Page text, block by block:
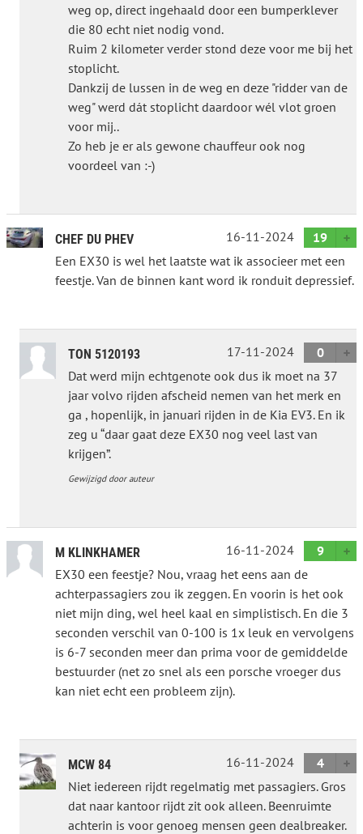
weg op, direct ingehaald door een bumperklever
die 80 echt niet nodig vond.
Ruim 2 kilometer verder stond deze voor me bij het
stoplicht.
Dankzij de lussen in de weg en deze "ridder van de
weg" werd dát stoplicht daardoor wél vlot groen
voor mij..
Zo heb je er als gewone chauffeur ook nog
voordeel van :-)
CHEF DU PHEV 16-11-2024
19
Een EX30 is wel het laatste wat ik associeer met een
feestje. Van de binnen kant word ik ronduit depressief.
TON 5120193 17-11-2024
0
Dat werd mijn echtgenote ook dus ik moet na 37
jaar volvo rijden afscheid nemen van het merk en
ga , hopenlijk, in januari rijden in de Kia EV3. En ik
zeg u “daar gaat deze EX30 nog veel last van
krijgen”.
Gewijzigd door auteur
M KLINKHAMER 16-11-2024
9
EX30 een feestje? Nou, vraag het eens aan de
achterpassagiers zou ik zeggen. En voorin is het ook
niet mijn ding, wel heel kaal en simplistisch. En die 3
seconden verschil van 0-100 is 1x leuk en vervolgens
is 6-7 seconden meer dan prima voor de gemiddelde
bestuurder (net zo snel als een porsche vroeger dus
kan niet echt een probleem zijn).
MCW 84 16-11-2024
4
Niet iedereen rijdt regelmatig met passagiers. Gros
dat naar kantoor rijdt zit ook alleen. Beenruimte
achterin is voor genoeg mensen geen dealbreaker.